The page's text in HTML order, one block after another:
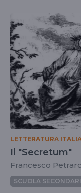
LETTERATURA
Il "Secretum"
Francesco
SCUOLA